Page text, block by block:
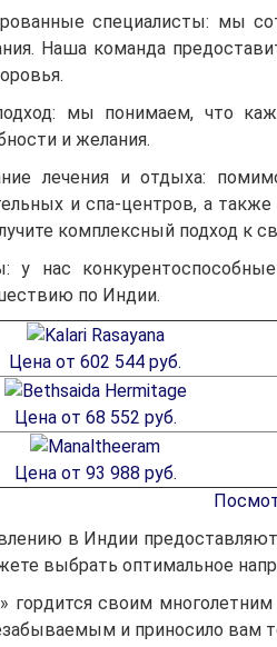
специалисты: мы
Наша команда
мы понимаем, что
и желания.
лечения и отдыха:
и спа-центров, а
комплексный подход к
у нас
по Индии.
Цена от 602 544 руб.
Цена от 68 552 руб.
Цена от 93 988 руб.
в Индии предоставляют
выбрать оптимальное
гордится своим
и приносило вам